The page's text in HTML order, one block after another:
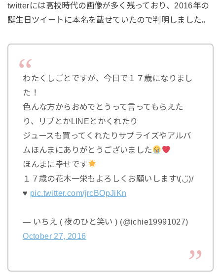
twitterには高校時代の画像が多く残っており、2016年の
誕生日ツイートに本名を載せていたので判明しました。
わたくしごとですが、今日で１７歳になりまし
た！
色んな方からおめでとうって言ってもらえた
り、リプとかLINEとかくれたり
ジュースも買ってくれたりサプライズやアルバ
ムほんまにありがとうございました
ほんまに幸せです
１７歳の花木一栄もよろしくお願いします\(◡̈)/
♥︎ pic.twitter.com/jrcBOpJiKn
— いちえ ( 夜のひと笑い ) (@ichie19991027)
October 27, 2016